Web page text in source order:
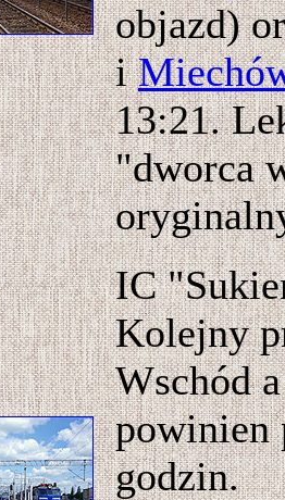
objazd)
i
13:21.
"dworca
IC
Kolejny
Wschód
powinien
godzin.